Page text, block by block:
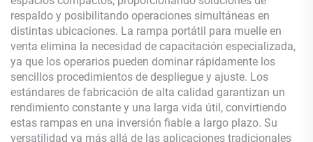
respaldo y posibilitando operaciones simultáneas en
distintas ubicaciones. La rampa portátil para muelle en
venta elimina la necesidad de capacitación especializada,
ya que los operarios pueden dominar rápidamente los
sencillos procedimientos de despliegue y ajuste. Los
estándares de fabricación de alta calidad garantizan un
rendimiento constante y una larga vida útil, convirtiendo
estas rampas en una inversión fiable a largo plazo. Su
versatilidad va más allá de las aplicaciones tradicionales